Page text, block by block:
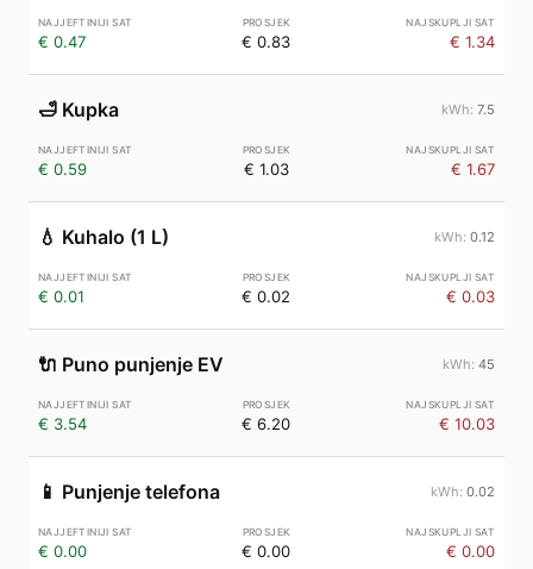
€ 0.47 € 0.83 € 1.34
🛁 Kupka 7.5
€ 0.59 € 1.03 € 1.67
💧 Kuhalo (1 L) 0.12
€ 0.01 € 0.02 € 0.03
🔌 Puno punjenje EV 45
€ 3.54 € 6.20 € 10.03
📱 Punjenje telefona 0.02
€ 0.00 € 0.00 € 0.00